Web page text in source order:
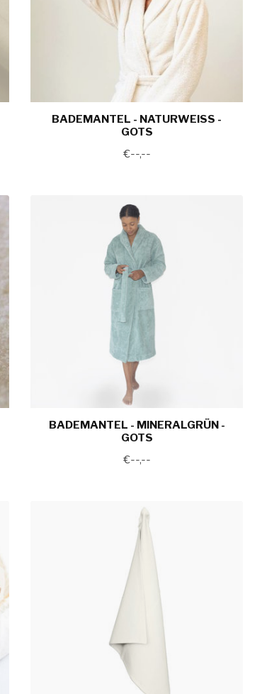
BADEMANTEL - NATURWEISS -
GOTS
€--,--
BADEMANTEL - MINERALGRÜN -
GOTS
€--,--